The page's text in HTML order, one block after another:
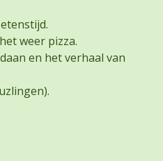
weer pizza.
en het verhaal van